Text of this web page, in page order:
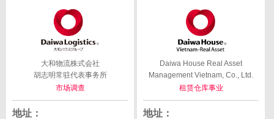
大和物流株式会社
胡志明常驻代表事务所
市场调查
地址 ：
Daiwa House Real Asset
Management Vietnam, Co., Ltd.
租赁仓库事业
地址 ：